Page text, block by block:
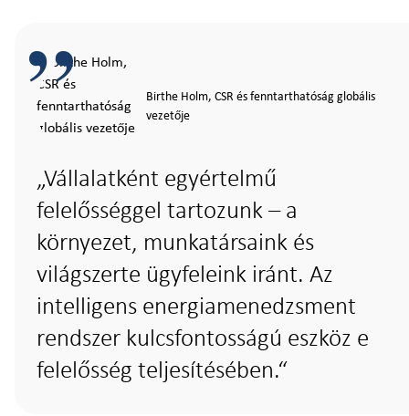
Birthe Holm, CSR és fenntarthatóság globális
vezetője
Vállalatként egyértelmű
felelősséggel tartozunk – a
környezet, munkatársaink és
világszerte ügyfeleink iránt. Az
intelligens energiamenedzsment
rendszer kulcsfontosságú eszköz e
felelősség teljesítésében.